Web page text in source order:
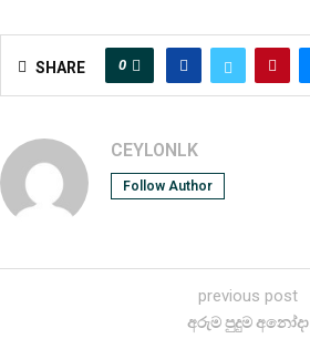
SHARE 0
CEYLONLK
Follow Author
previous post
අරුම පුදුම අනෝදා